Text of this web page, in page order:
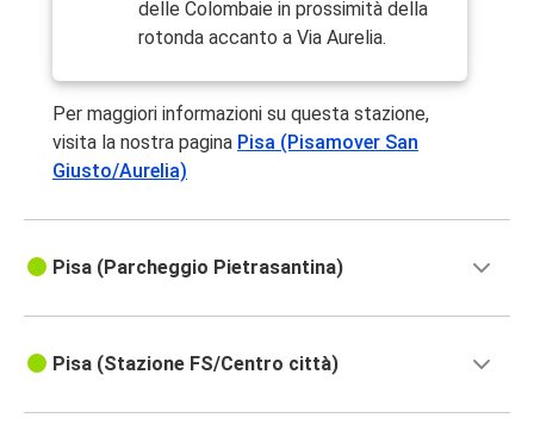
delle Colombaie in prossimità della
rotonda accanto a Via Aurelia.
Per maggiori informazioni su questa stazione,
visita la nostra pagina Pisa (Pisamover San
Giusto/Aurelia)
Pisa (Parcheggio Pietrasantina)
Pisa (Stazione FS/Centro città)